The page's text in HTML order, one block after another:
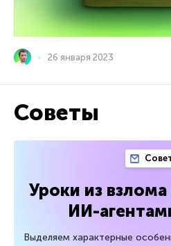
26 января 2023
Советы
Уроки из
ИИ-
Выделяем характерные